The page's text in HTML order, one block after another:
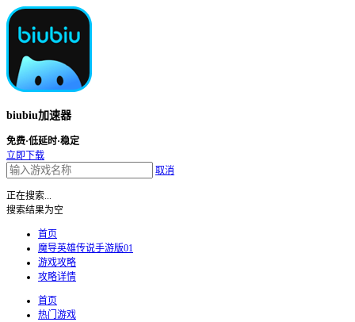
biubiu加速器
免费·低延时·稳定
立即下载
取消
正在搜索...
搜索结果为空
首页
魔导英雄传说手游版01
游戏攻略
攻略详情
首页
热门游戏